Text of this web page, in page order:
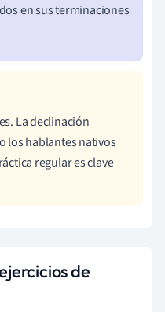
en sus terminaciones
La declinación
los hablantes nativos
regular es clave
de